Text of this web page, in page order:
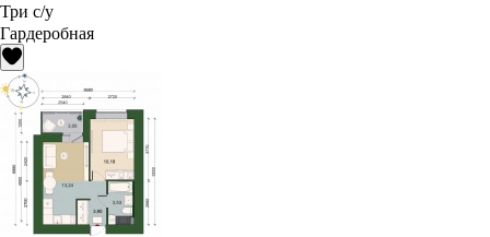
Три с/у
Гардеробная